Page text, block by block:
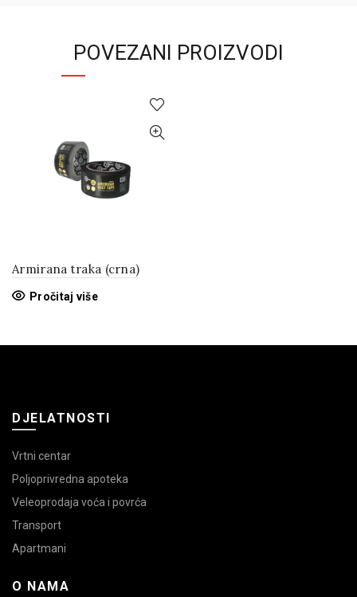
POVEZANI PROIZVODI
Armirana traka (crna)
Pročitaj više
DJELATNOSTI
Vrtni centar
Poljoprivredna apoteka
Veleoprodaja voća i povrća
Transport
Apartmani
O NAMA